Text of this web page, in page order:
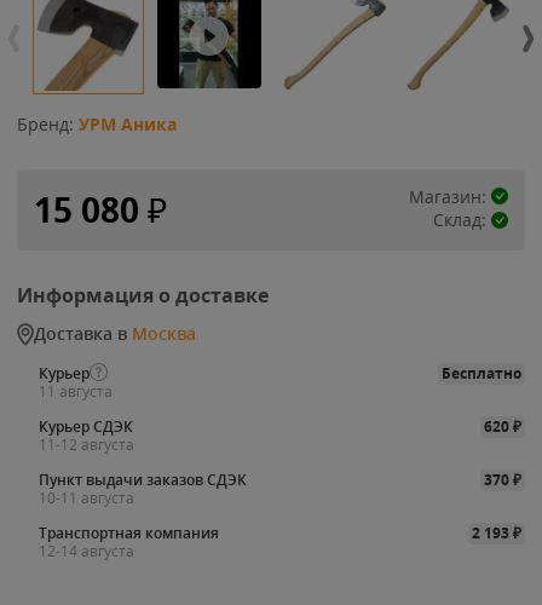
Бренд: УРМ Аника
15 080 ₽
Магазин:
Склад:
Информация о доставке
Доставка в Москва
Курьер
Бесплатно
11 августа
Курьер СДЭК
620₽
11-12 августа
Пункт выдачи заказов СДЭК
370₽
10-11 августа
Транспортная компания
2 193₽
12-14 августа